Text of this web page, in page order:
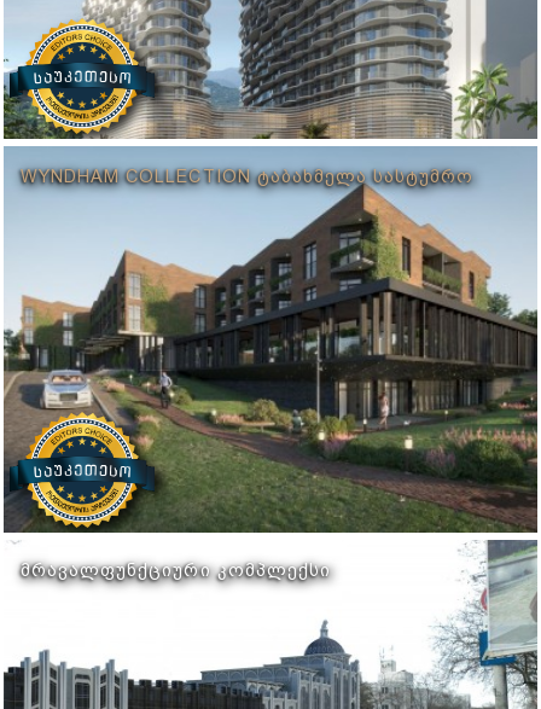
WYNDHAM COLLECTION ᲢᲐᲑᲐᲮᲛᲔᲚᲐ ᲡᲐᲡᲢᲣᲛᲠᲝ
ᲛᲠᲐᲕᲐᲚᲤᲣᲜᲥᲪᲘᲣᲠᲘ ᲙᲝᲛᲞᲚᲔᲥᲡᲘ